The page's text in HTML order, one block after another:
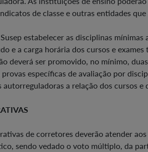
de classe e outras entidades
estabelecer as disciplinas
e a carga horária dos cursos e
deverá ser promovido, no mínimo,
provas específicas de avaliação por
autorreguladoras a relação dos cursos e
de corretores deverão atender
sendo vedado o voto múltiplo, da